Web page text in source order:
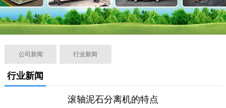
公司新闻 行业新闻
行业新闻
滚轴泥石分离机的特点